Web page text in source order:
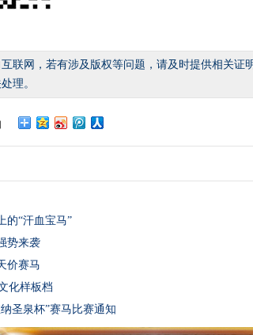
联网，若有涉及版权等问题，请及时提供相关证
理。
的“汗血宝马”
势来袭
价赛马
化样板档
圣泉杯”赛马比赛通知